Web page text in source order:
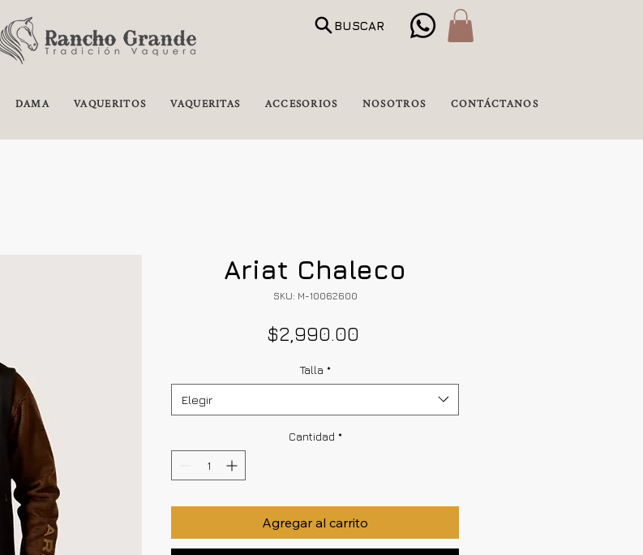
BUSCAR
DAMA VAQUERITOS VAQUERITAS ACCESORIOS NOSOTROS CONTÁCTANOS
Ariat Chaleco
SKU: M-10062600
$2,990.00
Talla *
Elegir
Cantidad *
Agregar al carrito